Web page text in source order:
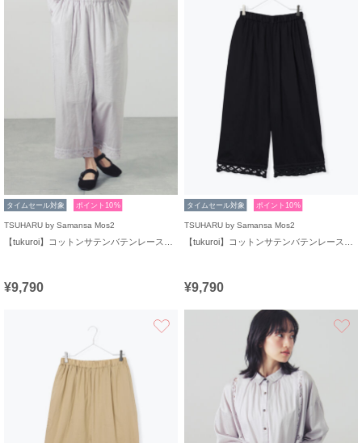
タイムセール対象 ポイント10%
TSUHARU by Samansa Mos2
¥9,790
タイムセール対象 ポイント10%
TSUHARU by Samansa Mos2
¥9,790